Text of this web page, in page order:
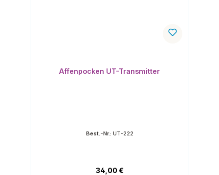
Affenpocken UT-Transmitter
Best.-Nr.: UT-222
Regulärer Preis:
34,00 €